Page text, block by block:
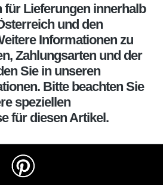
Lieferungen innerhalb
und den
Informationen zu
Zahlungsarten und der
Sie in unseren
Bitte beachten Sie
speziellen
für diesen Artikel.